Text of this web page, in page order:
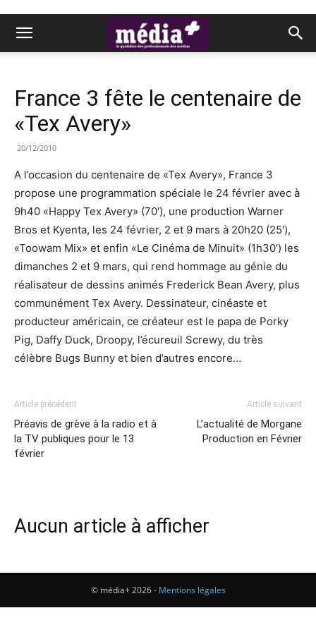
France 3 fête le centenaire de
«Tex Avery»
20/12/2010
A l’occasion du centenaire de «Tex Avery», France 3
propose une programmation spéciale le 24 février avec à
9h40 «Happy Tex Avery» (70′), une production Warner
Bros et Kyenta, les 24 février, 2 et 9 mars à 20h20 (25′),
«Toowam Mix» et enfin «Le Cinéma de Minuit» (1h30′) les
dimanches 2 et 9 mars, qui rend hommage au génie du
réalisateur de dessins animés Frederick Bean Avery, plus
communément Tex Avery. Dessinateur, cinéaste et
producteur américain, ce créateur est le papa de Porky
Pig, Daffy Duck, Droopy, l’écureuil Screwy, du très
célèbre Bugs Bunny et bien d’autres encore…
Article précédent
Préavis de grève à la radio et à
la TV publiques pour le 13
février
Article suivant
L’actualité de Morgane
Production en Février
Aucun article à afficher
© média+ 2026 - Mentions légales